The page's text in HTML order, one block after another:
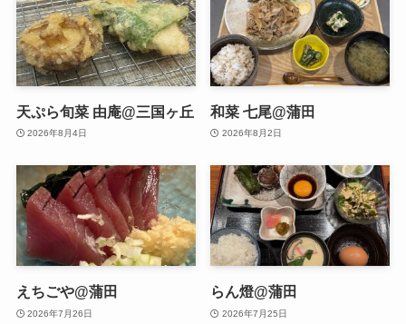
天ぷら旬菜 由庵@三国ヶ丘
2026年8月4日
和菜 七尾@蒲田
2026年8月2日
えちごや@蒲田
2026年7月26日
らん燈@蒲田
2026年7月25日